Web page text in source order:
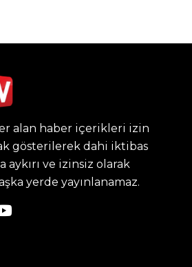
alan haber içerikleri izin
gösterilerek dahi iktibas
aykırı ve izinsiz olarak
yerde yayınlanamaz.